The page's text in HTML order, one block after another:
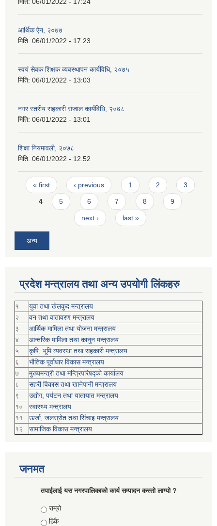
आर्थिक ऐन, २०७७
मिति: 06/01/2022 - 17:23
स्वयं सेवक शिक्षक व्यवस्थापन कार्यविधि, २०७५
मिति: 06/01/2022 - 13:03
नगर स्तरीय सहकारी संजाल कार्यविधि, २०७८
मिति: 06/01/2022 - 13:01
शिक्षा नियमावली, २०७८
मिति: 06/01/2022 - 12:52
Pages
« first ‹ previous 1 2 3
4 5 6 7 8 9
next › last »
अन्य
प्रदेश मन्त्रालय तथा अन्य उपयोगी लिंकहरु
१
युवा तथा खेलकुद मन्त्रालय
२
वन तथा वातावरण मन्त्रालय
३
आर्थिक मामिला तथा योजना मन्त्रालय
४
आन्तरिक मामिला तथा कानुन मन्त्रालय
५
कृषि, भूमि व्यवस्था तथा सहकारी मन्त्रालय
६
भौतिक पूर्वाधार विकास मन्त्रालय
७
मुख्यमन्त्री तथा मन्त्रिपरिषद्को कार्यालय
८
सहरी विकास तथा खानेपानी मन्त्रालय
९
उद्योग, पर्यटन तथा यातायात मन्त्रालय
१०
स्वास्थ्य मन्त्रालय
११
ऊर्जा, जलस्रोत तथा सिंचाइ मन्त्रालय
१२
सामाजिक विकास मन्‍‍त्रालय
जनमत
तपाईलाई यस नगरपालिकाको कार्य सम्पादन कस्तो लाग्यो ?
Choices
राम्रो
ठिकै